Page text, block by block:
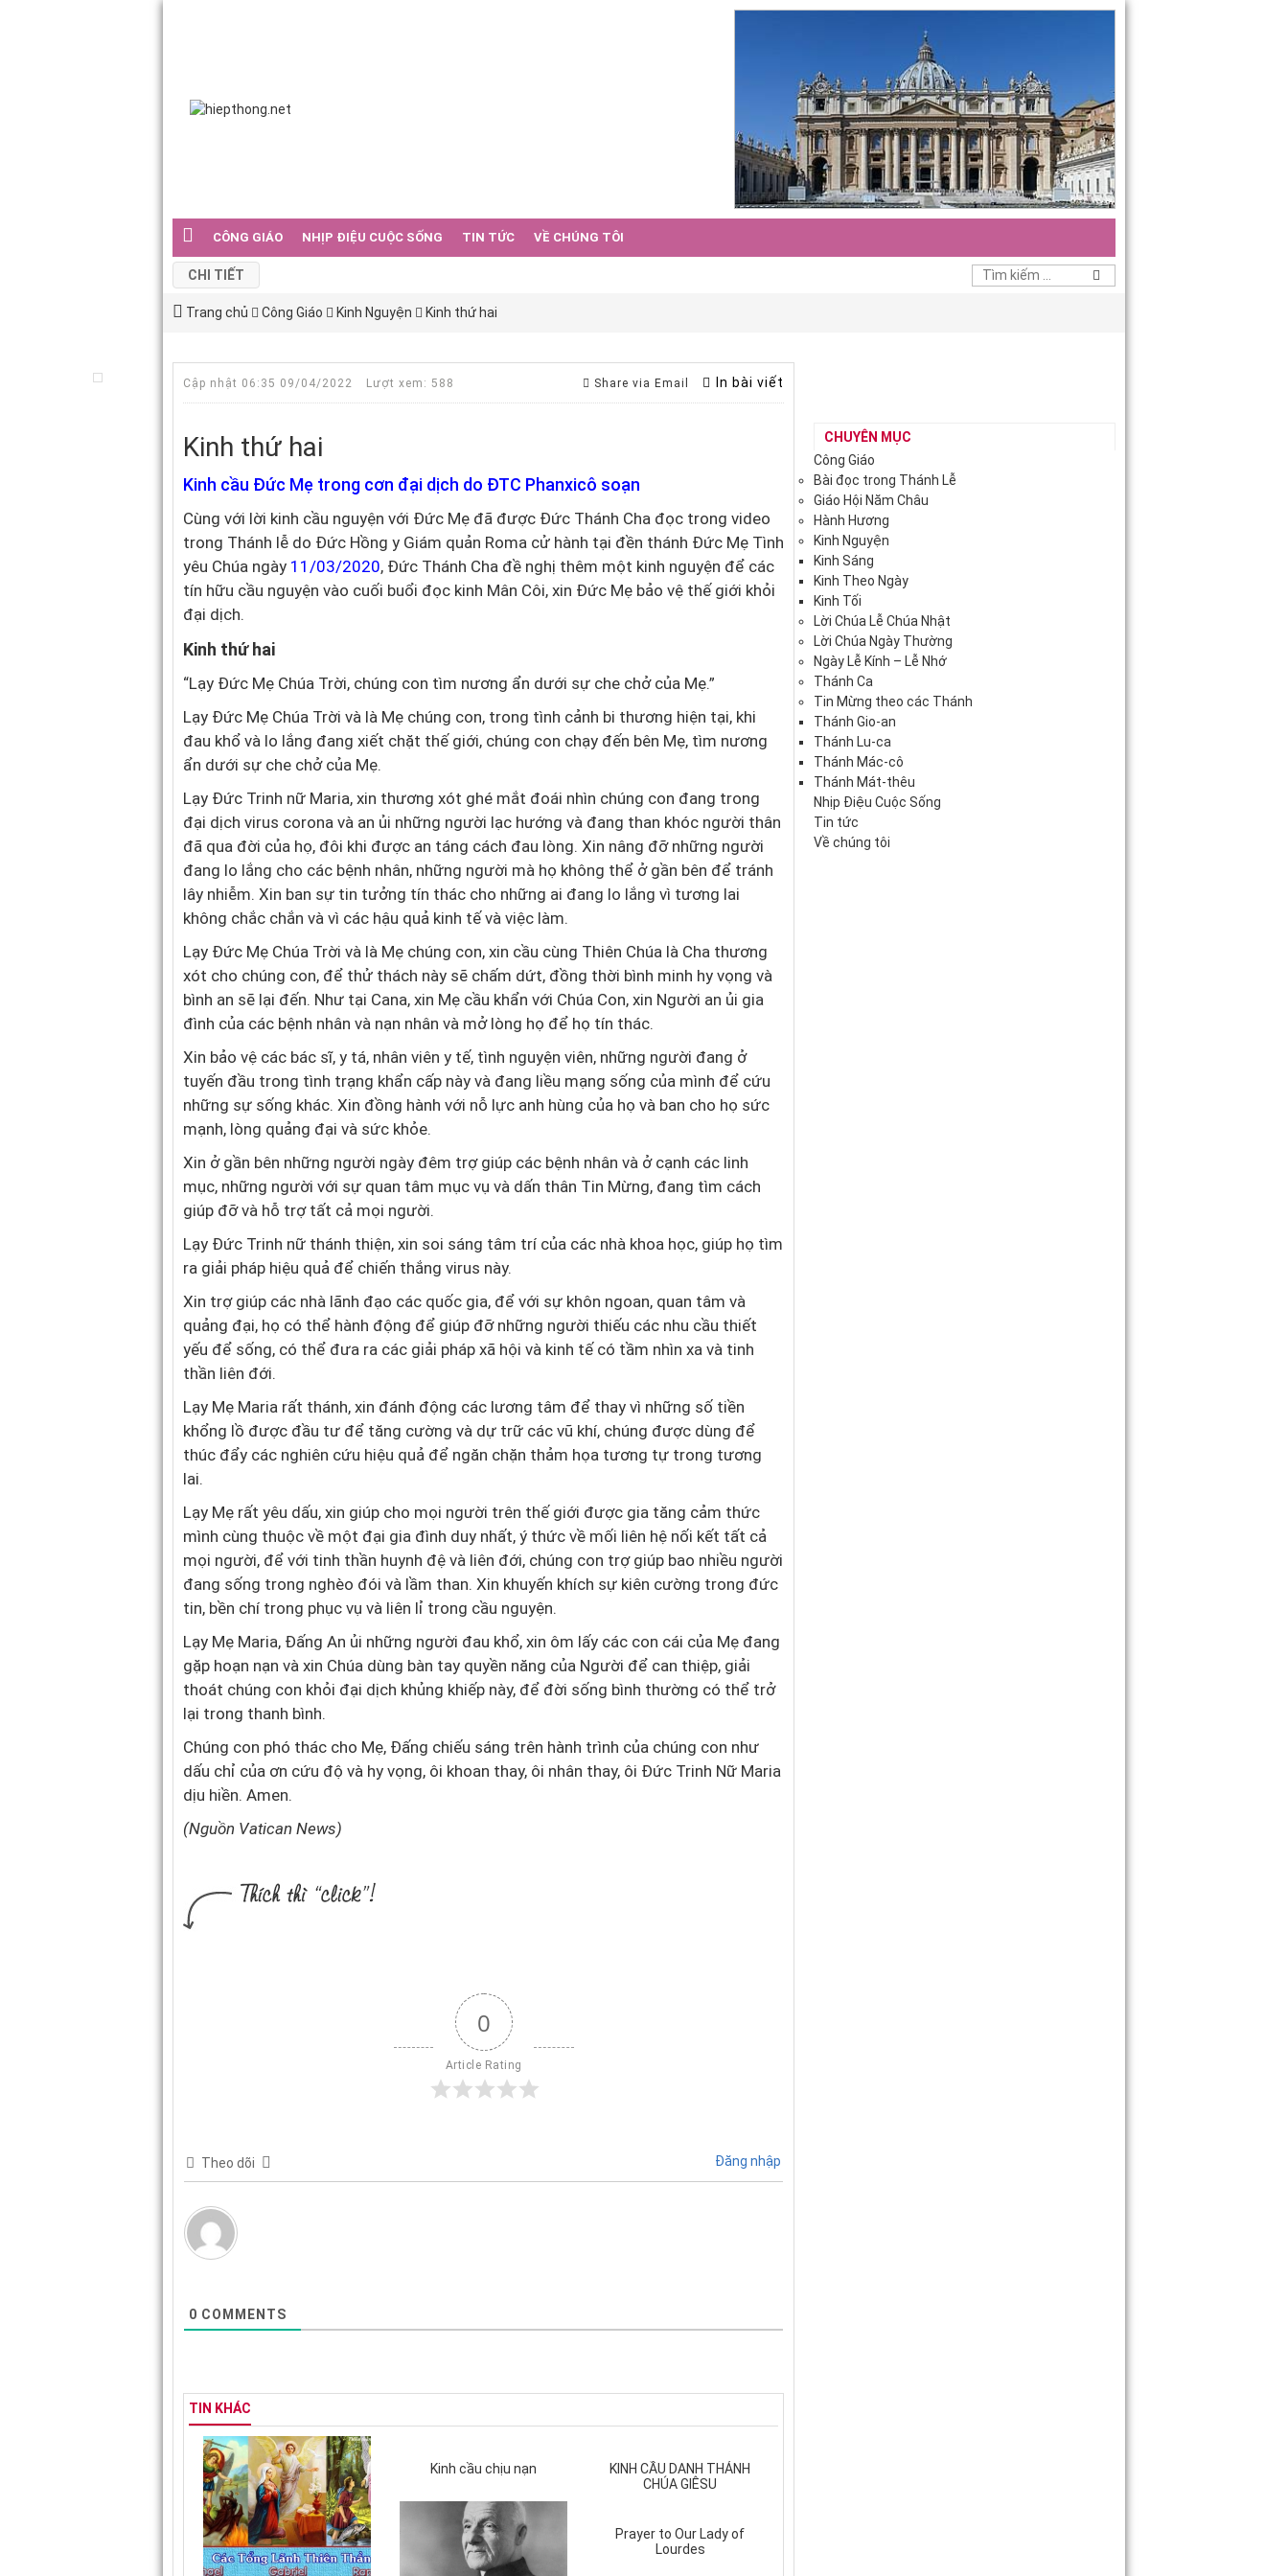
CÔNG GIÁO NHỊP ĐIỆU CUỘC SỐNG TIN TỨC VỀ CHÚNG TÔI
CHI TIẾT
Trang chủ Công Giáo Kinh Nguyện Kinh thứ hai
Cập nhật 06:35 09/04/2022 Lượt xem: 588 Share via Email In bài viết
Kinh thứ hai
Kinh cầu Đức Mẹ trong cơn đại dịch do ĐTC Phanxicô soạn
Cùng với lời kinh cầu nguyện với Đức Mẹ đã được Đức Thánh Cha đọc trong video
trong Thánh lễ do Đức Hồng y Giám quản Roma cử hành tại đền thánh Đức Mẹ Tình
yêu Chúa ngày 11/03/2020, Đức Thánh Cha đề nghị thêm một kinh nguyện để các
tín hữu cầu nguyện vào cuối buổi đọc kinh Mân Côi, xin Đức Mẹ bảo vệ thế giới khỏi
đại dịch.
Kinh thứ hai
“Lạy Đức Mẹ Chúa Trời, chúng con tìm nương ẩn dưới sự che chở của Mẹ.”
Lạy Đức Mẹ Chúa Trời và là Mẹ chúng con, trong tình cảnh bi thương hiện tại, khi
đau khổ và lo lắng đang xiết chặt thế giới, chúng con chạy đến bên Mẹ, tìm nương
ẩn dưới sự che chở của Mẹ.
Lạy Đức Trinh nữ Maria, xin thương xót ghé mắt đoái nhìn chúng con đang trong
đại dịch virus corona và an ủi những người lạc hướng và đang than khóc người thân
đã qua đời của họ, đôi khi được an táng cách đau lòng. Xin nâng đỡ những người
đang lo lắng cho các bệnh nhân, những người mà họ không thể ở gần bên để tránh
lây nhiễm. Xin ban sự tin tưởng tín thác cho những ai đang lo lắng vì tương lai
không chắc chắn và vì các hậu quả kinh tế và việc làm.
Lạy Đức Mẹ Chúa Trời và là Mẹ chúng con, xin cầu cùng Thiên Chúa là Cha thương
xót cho chúng con, để thử thách này sẽ chấm dứt, đồng thời bình minh hy vọng và
bình an sẽ lại đến. Như tại Cana, xin Mẹ cầu khẩn với Chúa Con, xin Người an ủi gia
đình của các bệnh nhân và nạn nhân và mở lòng họ để họ tín thác.
Xin bảo vệ các bác sĩ, y tá, nhân viên y tế, tình nguyện viên, những người đang ở
tuyến đầu trong tình trạng khẩn cấp này và đang liều mạng sống của mình để cứu
những sự sống khác. Xin đồng hành với nỗ lực anh hùng của họ và ban cho họ sức
mạnh, lòng quảng đại và sức khỏe.
Xin ở gần bên những người ngày đêm trợ giúp các bệnh nhân và ở cạnh các linh
mục, những người với sự quan tâm mục vụ và dấn thân Tin Mừng, đang tìm cách
giúp đỡ và hỗ trợ tất cả mọi người.
Lạy Đức Trinh nữ thánh thiện, xin soi sáng tâm trí của các nhà khoa học, giúp họ tìm
ra giải pháp hiệu quả để chiến thắng virus này.
Xin trợ giúp các nhà lãnh đạo các quốc gia, để với sự khôn ngoan, quan tâm và
quảng đại, họ có thể hành động để giúp đỡ những người thiếu các nhu cầu thiết
yếu để sống, có thể đưa ra các giải pháp xã hội và kinh tế có tầm nhìn xa và tinh
thần liên đới.
Lạy Mẹ Maria rất thánh, xin đánh động các lương tâm để thay vì những số tiền
khổng lồ được đầu tư để tăng cường và dự trữ các vũ khí, chúng được dùng để
thúc đẩy các nghiên cứu hiệu quả để ngăn chặn thảm họa tương tự trong tương
lai.
Lạy Mẹ rất yêu dấu, xin giúp cho mọi người trên thế giới được gia tăng cảm thức
mình cùng thuộc về một đại gia đình duy nhất, ý thức về mối liên hệ nối kết tất cả
mọi người, để với tinh thần huynh đệ và liên đới, chúng con trợ giúp bao nhiều người
đang sống trong nghèo đói và lầm than. Xin khuyến khích sự kiên cường trong đức
tin, bền chí trong phục vụ và liên lỉ trong cầu nguyện.
Lạy Mẹ Maria, Đấng An ủi những người đau khổ, xin ôm lấy các con cái của Mẹ đang
gặp hoạn nạn và xin Chúa dùng bàn tay quyền năng của Người để can thiệp, giải
thoát chúng con khỏi đại dịch khủng khiếp này, để đời sống bình thường có thể trở
lại trong thanh bình.
Chúng con phó thác cho Mẹ, Đấng chiếu sáng trên hành trình của chúng con như
dấu chỉ của ơn cứu độ và hy vọng, ôi khoan thay, ôi nhân thay, ôi Đức Trinh Nữ Maria
dịu hiền. Amen.
(Nguồn Vatican News)
0
Article Rating
Theo dõi Đăng nhập
0 COMMENTS
TIN KHÁC
Kinh cầu chịu nạn
KINH CẦU DANH THÁNH
CHÚA GIÊSU
Prayer to Our Lady of
Lourdes
CHUYÊN MỤC
Công Giáo
Bài đọc trong Thánh Lễ
Giáo Hội Năm Châu
Hành Hương
Kinh Nguyện
Kinh Sáng
Kinh Theo Ngày
Kinh Tối
Lời Chúa Lễ Chúa Nhật
Lời Chúa Ngày Thường
Ngày Lễ Kính – Lễ Nhớ
Thánh Ca
Tin Mừng theo các Thánh
Thánh Gio-an
Thánh Lu-ca
Thánh Mác-cô
Thánh Mát-thêu
Nhịp Điệu Cuộc Sống
Tin tức
Về chúng tôi